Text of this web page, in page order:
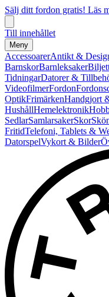
Sälj ditt fordon gratis! Läs
Till innehållet
Meny
AccessoarerAntikt &
BarnskorBarnleksaker
TidningarDatorer &
VideofilmerFordon
OptikFrimärkenHandgjort
HushållHemelektronik
SedlarSamlarsakerSkor
FritidTelefoni, Tablets &
DatorspelVykort & Bilder